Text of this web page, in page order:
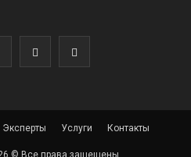
Эксперты Услуги Контакты